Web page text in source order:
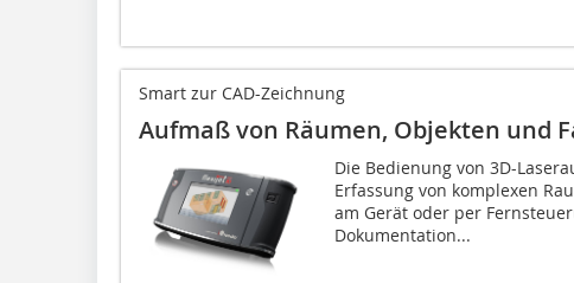
Smart zur CAD-Zeichnung
Aufmaß von Räumen, Objekten und
Die Bedienung von 3D-
Erfassung von komplexen
am Gerät oder per
Dokumentation...